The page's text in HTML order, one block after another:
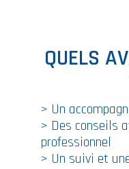
QUELS
> Un
> Des conseils
professionnel
> Un suivi et